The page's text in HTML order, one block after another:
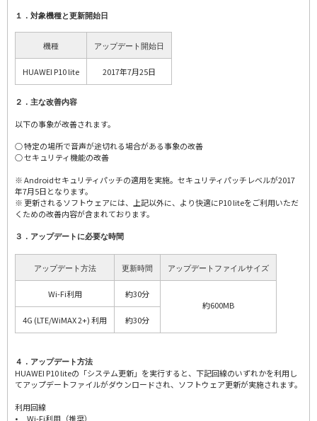
１．対象機種と更新開始日
機種 アップデート開始日
HUAWEI P10 lite 2017年7月25日
２．主な改善内容
以下の事象が改善されます。
○ 特定の場所で音声が途切れる場合がある事象の改善
○ セキュリティ機能の改善
※ Androidセキュリティパッチの適用を実施。セキュリティパッチレベルが2017
年7月5日となります。
※ 更新されるソフトウェアには、上記以外に、より快適にP10 liteをご利用いただ
くための改善内容が含まれております。
３．アップデートに必要な時間
アップデート方法 更新時間 アップデートファイルサイズ
Wi-Fi利用
約30分
約600MB
4G (LTE/WiMAX 2+) 利用
約30分
４．アップデート方法
HUAWEI P10 liteの「システム更新」を実行すると、下記回線のいずれかを利用し
てアップデートファイルがダウンロードされ、ソフトウェア更新が実施されます。
利用回線
• Wi-Fi利用（推奨）